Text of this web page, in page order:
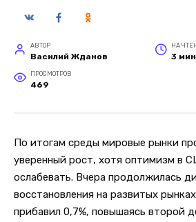
АВТОР
Василий Жданов
НА
3 мин
ПРОСМОТРОВ
469
По итогам среды мировые рынки
уверенный рост, хотя оптимизм в
ослабевать. Вчера продолжилась
восстановления на развитых
прибавил 0,7%, повышаясь второй